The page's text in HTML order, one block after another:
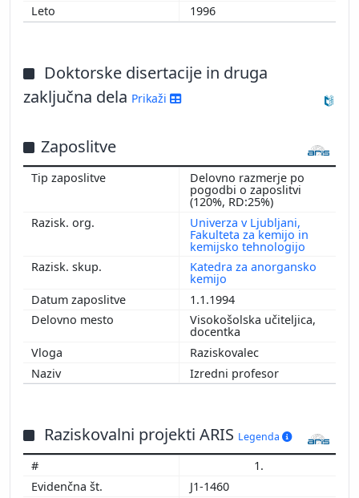
1996
Doktorske disertacije in druga
zaključna dela Prikaži
Zaposlitve
Delovno razmerje po
pogodbi o zaposlitvi
(120%, RD:25%)
Univerza v Ljubljani,
Fakulteta za kemijo in
kemijsko tehnologijo
Katedra za anorgansko
kemijo
1.1.1994
Visokošolska učiteljica,
docentka
Raziskovalec
Izredni profesor
Raziskovalni projekti ARIS Legenda
1.
J1-1460